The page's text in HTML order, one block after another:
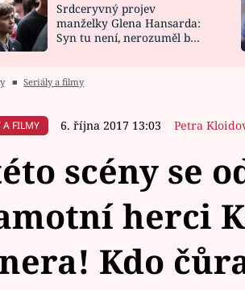
CELEBRITY
VAŘENÍ
Srdceryvný projev
manželky Glena Hansarda:
Syn tu není, nerozuměl by
■ Seriály a filmy
A FILMY 6. října 2017 13:03 Petra
scény se
herci
Kdo